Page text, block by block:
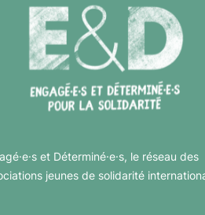
et Déterminé·e·s, le réseau des
jeunes de solidarité